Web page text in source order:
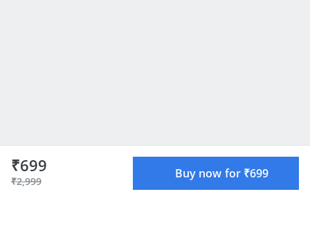
₹699
₹2,999
Buy now for ₹699